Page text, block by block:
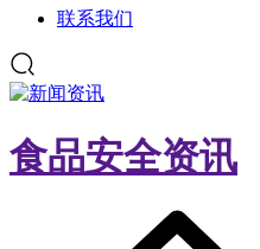
联系我们
食品安全资讯